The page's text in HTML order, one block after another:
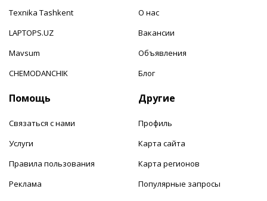
Texnika Tashkent
LAPTOPS.UZ
Mavsum
CHEMODANCHIK
О нас
Вакансии
Объявления
Блог
Помощь
Связаться с нами
Услуги
Правила пользования
Реклама
Другие
Профиль
Карта сайта
Карта регионов
Популярные запросы